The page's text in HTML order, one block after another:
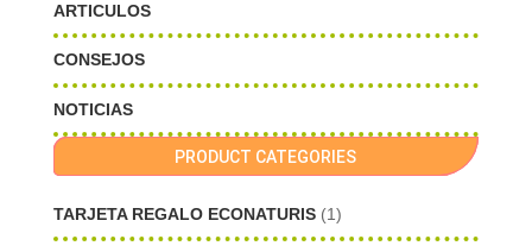
ARTICULOS
CONSEJOS
NOTICIAS
PRODUCT CATEGORIES
TARJETA REGALO ECONATURIS (1)